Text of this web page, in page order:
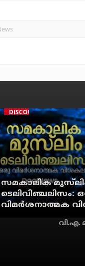
DISCOURSE
സമകാലിക
ടെലിവിഞ്ചലിസം:
വിമര്‍ശനാത്മക